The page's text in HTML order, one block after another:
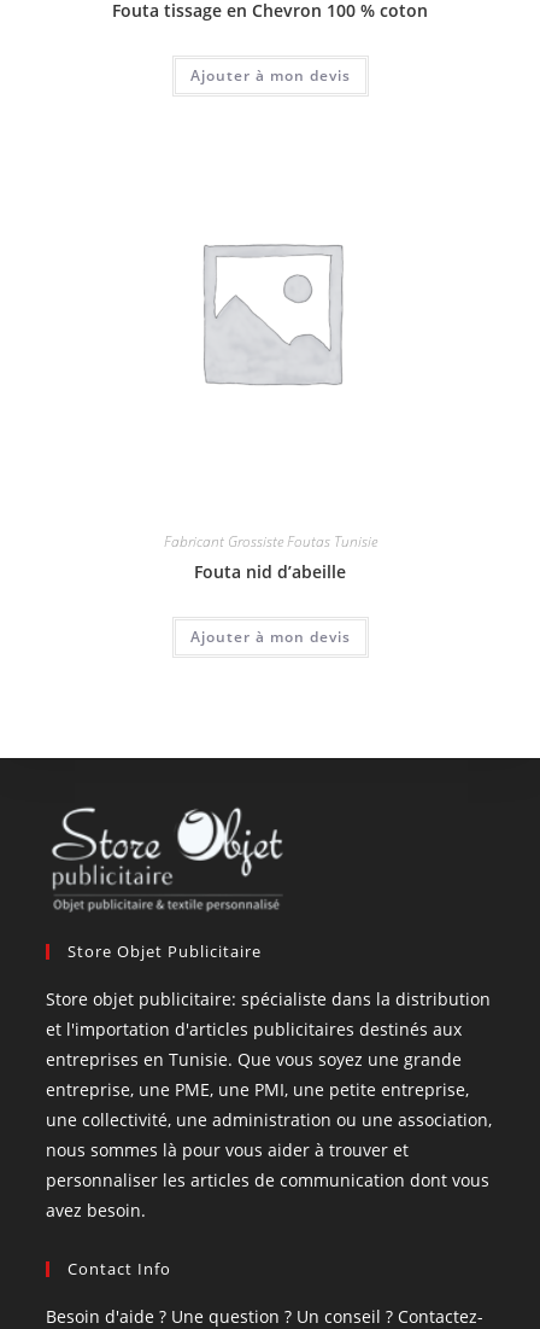
Fouta tissage en Chevron 100 % coton
Ajouter à mon devis
Fabricant Grossiste Foutas Tunisie
Fouta nid d’abeille
Ajouter à mon devis
Store Objet Publicitaire
Store objet publicitaire: spécialiste dans la distribution
et l'importation d'articles publicitaires destinés aux
entreprises en Tunisie. Que vous soyez une grande
entreprise, une PME, une PMI, une petite entreprise,
une collectivité, une administration ou une association,
nous sommes là pour vous aider à trouver et
personnaliser les articles de communication dont vous
avez besoin.
Contact Info
Besoin d'aide ? Une question ? Un conseil ? Contactez-